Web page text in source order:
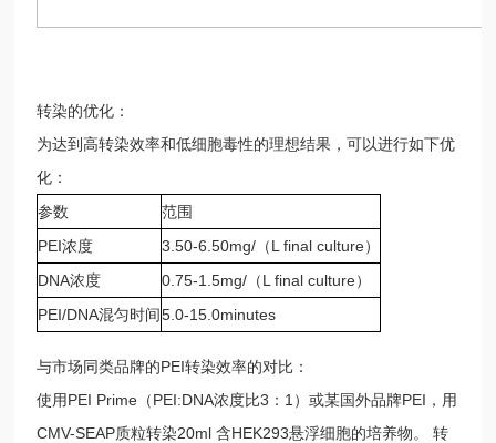
转染的优化：
为达到高转染效率和低细胞毒性的理想结果，可以进行如下优
化：
参数
范围
PEI浓度
3.50-6.50mg/（L final culture）
DNA浓度
0.75-1.5mg/（L final culture）
PEI/DNA混匀时间5.0-15.0minutes
与市场同类品牌的PEI转染效率的对比：
使用PEI Prime（PEI:DNA浓度比3：1）或某国外品牌PEI，用
CMV-SEAP质粒转染20ml 含HEK293悬浮细胞的培养物。 转